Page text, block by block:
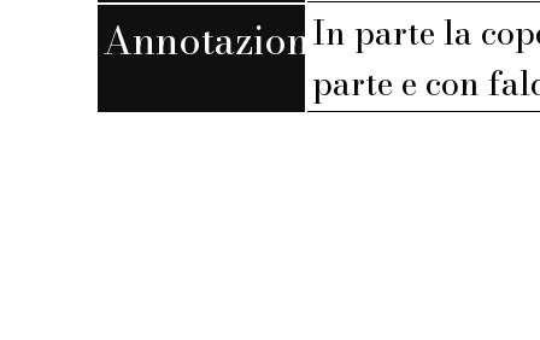
AnnotazioniIn parte la
parte e con